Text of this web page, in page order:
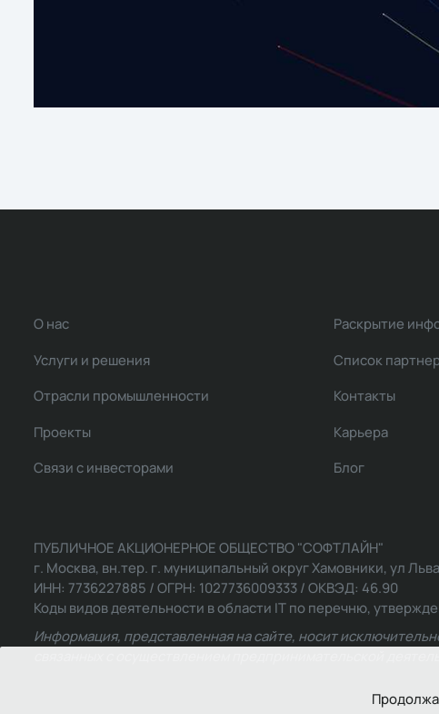
О нас
Услуги и решения
Отрасли промышленности
Проекты
Связи с инвесторами
Раскрытие
Список
Контакты
Карьера
Блог
ПУБЛИЧНОЕ АКЦИОНЕРНОЕ ОБЩЕСТВО "СОФТЛАЙН"
г. Москва, вн.тер. г. муниципальный округ Хамовники, ул
ИНН: 7736227885 / ОГРН: 1027736009333 / ОКВЭД: 46.90
Коды видов деятельности в области IT по перечню,
Информация, представленная на сайте, носит